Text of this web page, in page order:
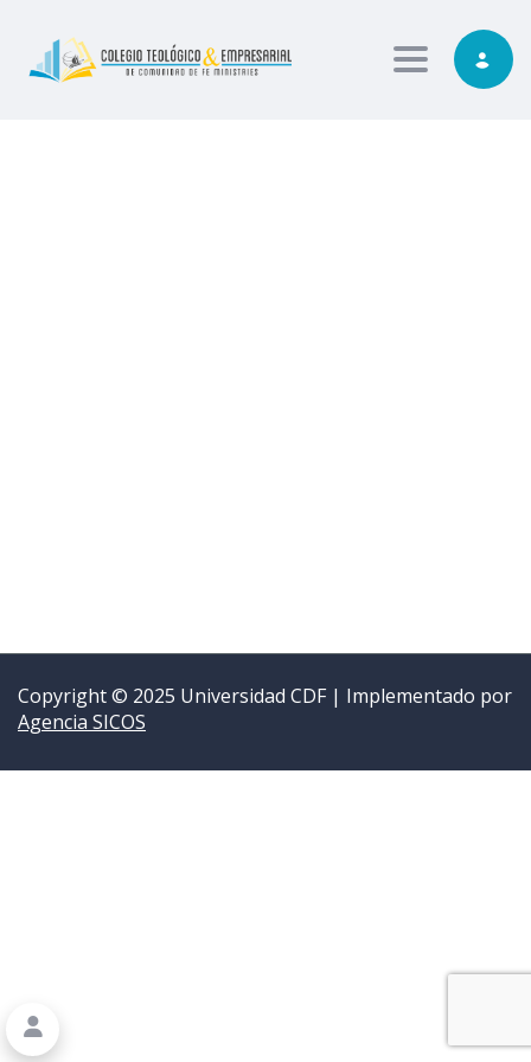
Toggle
Copyright © 2025 Universidad CDF | Implementado por
Agencia SICOS